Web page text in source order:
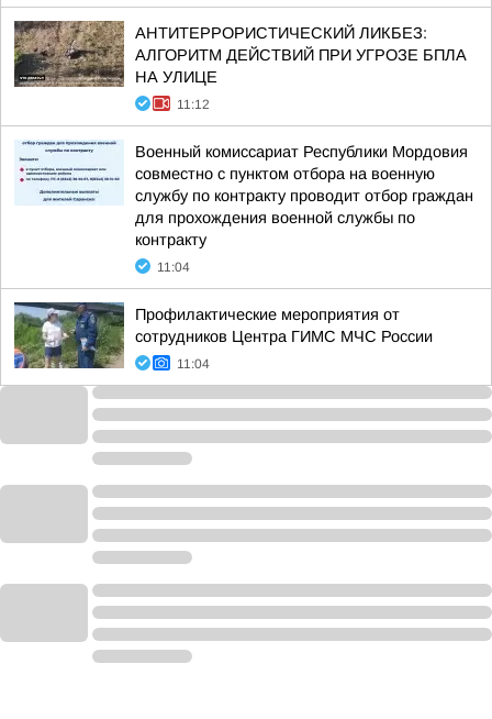
АНТИТЕРРОРИСТИЧЕСКИЙ ЛИКБЕЗ:
АЛГОРИТМ ДЕЙСТВИЙ ПРИ УГРОЗЕ БПЛА
НА УЛИЦЕ
11:12
Военный комиссариат Республики Мордовия
совместно с пунктом отбора на военную
службу по контракту проводит отбор граждан
для прохождения военной службы по
контракту
11:04
Профилактические мероприятия от
сотрудников Центра ГИМС МЧС России
11:04